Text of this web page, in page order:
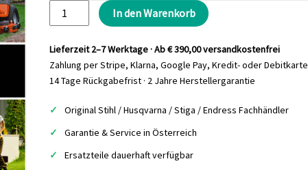
STIHL
Abdeckung,
63017008517
Menge
In den Warenkorb
Lieferzeit 2–7 Werktage · Ab € 390,00 versandkostenfrei
Zahlung per Stripe, Klarna, Google Pay, Kredit- oder Debitkarte
14 Tage Rückgabefrist · 2 Jahre Herstellergarantie
Original Stihl / Husqvarna / Stiga / Endress Fachhändler
Garantie & Service in Österreich
Ersatzteile dauerhaft verfügbar